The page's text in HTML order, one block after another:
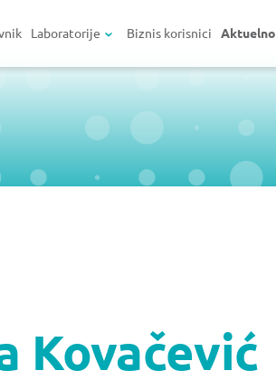
Laboratorije Biznis korisnici Aktuelno
Kovačević